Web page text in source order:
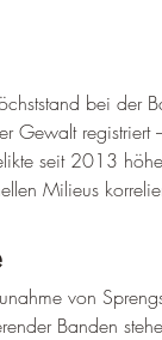
bei der
Gewalt registriert
seit 2013
Milieus
von
Banden